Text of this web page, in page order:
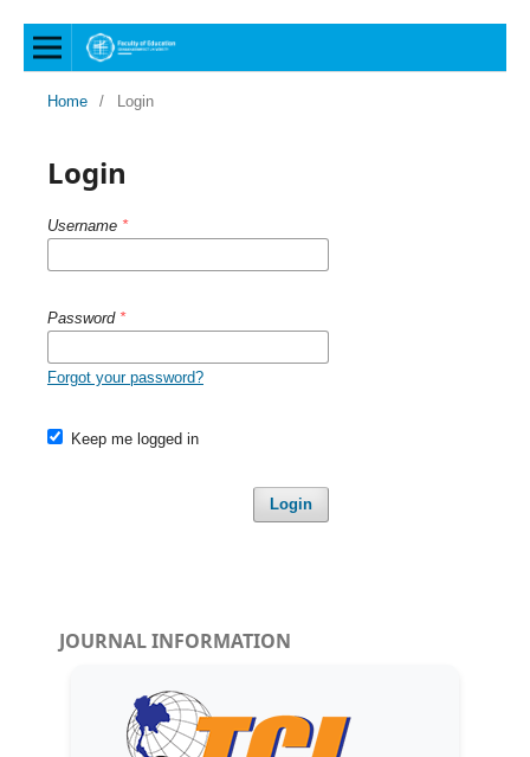
Home / Login
Login
Username *
Password *
Forgot your password?
Keep me logged in
Login
JOURNAL INFORMATION